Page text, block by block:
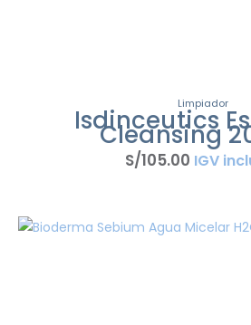
Limpiador
Isdinceutics
Cleansing
S/105.00 IGV